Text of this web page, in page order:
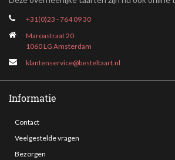
+31(0)23 - 764 09 30
Maroastraat 20
1060 LG Amsterdam
klantenservice@besteltaart.nl
Informatie
Contact
Veelgestelde vragen
Bezorgen